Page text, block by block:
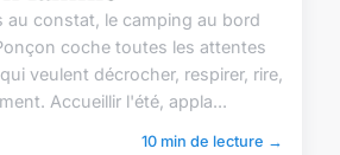
au constat, le camping au bord
coche toutes les attentes
veulent décrocher, respirer, rire,
Accueillir l'été, appla...
10 min de lecture →